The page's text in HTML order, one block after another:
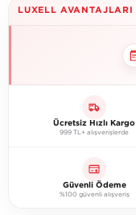
LUXELL AVANTAJLARI
Ücretsiz Hızlı Kargo
999 TL+ alışverişlerde
Güvenli Ödeme
%100 güvenli alışveriş